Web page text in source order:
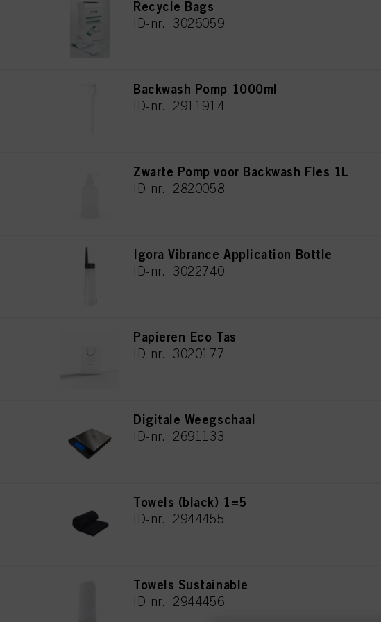
Recycle Bags
ID-nr. 3026059
Backwash Pomp 1000ml
ID-nr. 2911914
Zwarte Pomp voor Backwash Fles 1L
ID-nr. 2820058
Igora Vibrance Application Bottle
ID-nr. 3022740
Papieren Eco Tas
ID-nr. 3020177
Digitale Weegschaal
ID-nr. 2691133
Towels (black) 1=5
ID-nr. 2944455
Towels Sustainable
ID-nr. 2944456